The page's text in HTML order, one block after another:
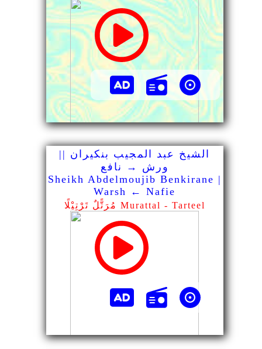
الشيخ عبد المجيب بنكيران ||
ورش → نافع
Sheikh Abdelmoujib Benkirane |
Warsh ← Nafie
مُرَتًّلٌ تَرْتِيْلًا Murattal - Tarteel